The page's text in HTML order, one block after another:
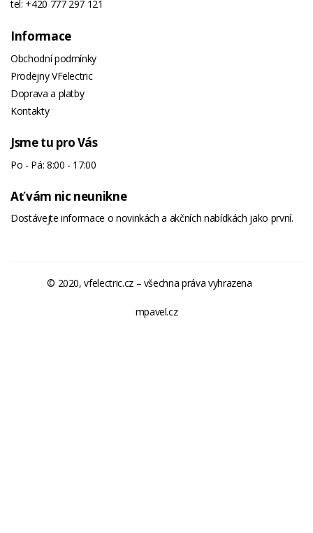
tel: +420 777 297 121
Informace
Obchodní podmínky
Prodejny VFelectric
Doprava a platby
Kontakty
Jsme tu pro Vás
Po - Pá: 8:00 - 17:00
Ať vám nic neunikne
Dostávejte informace o novinkách a akčních nabídkách jako první.
© 2020, vfelectric.cz – všechna práva vyhrazena
mpavel.cz